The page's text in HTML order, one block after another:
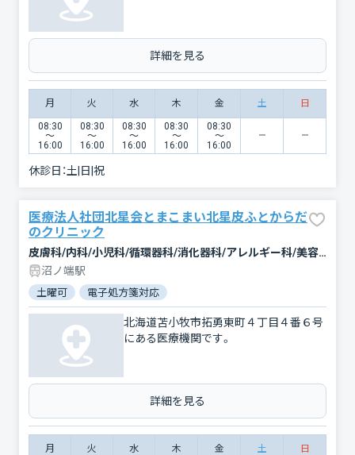
詳細を見る
月 火 水 木 金 土 日
08:30
〜
16:00
08:30
〜
16:00
08:30
〜
16:00
08:30
〜
16:00
08:30
〜
16:00
休診日：土|日|祝
医療法人社団北星会とまこまい北星皮ふとからだ
のクリニック
皮膚科/内科/小児科/循環器科/消化器科/アレルギー科/美容皮膚科
沼ノ端駅
土曜可 電子処方箋対応
北海道苫小牧市拓勇東町４丁目４番６号
にある医療機関です。
詳細を見る
月 火 水 木 金 土 日